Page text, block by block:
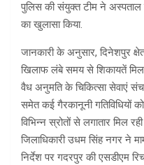
पुलिस की संयुक्त टीम ने अस्पताल
का खुलासा किया.
जानकारी के अनुसार, दिनेशपुर
खिलाफ लंबे समय से शिकायतें मिल
वैध अनुमति के चिकित्सा सेवाएं
समेत कई गैरकानूनी गतिविधियों
विभिन्न स्रोतों से लगातार मिल
जिलाधिकारी उधम सिंह नगर ने
निर्देश पर गदरपुर की एसडीएम